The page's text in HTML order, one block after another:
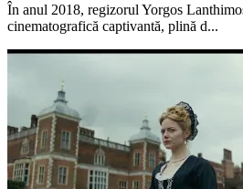
În anul 2018, regizorul Yorgos
cinematografică captivantă, plină d...